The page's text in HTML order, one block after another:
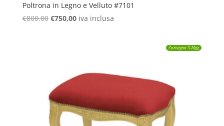
Poltrona in Legno e Velluto #7101
€800,00 Il
€750,00Iliva inclusa
Consegna 3-20gg